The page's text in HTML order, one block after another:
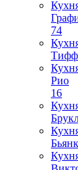
74
Рио
16